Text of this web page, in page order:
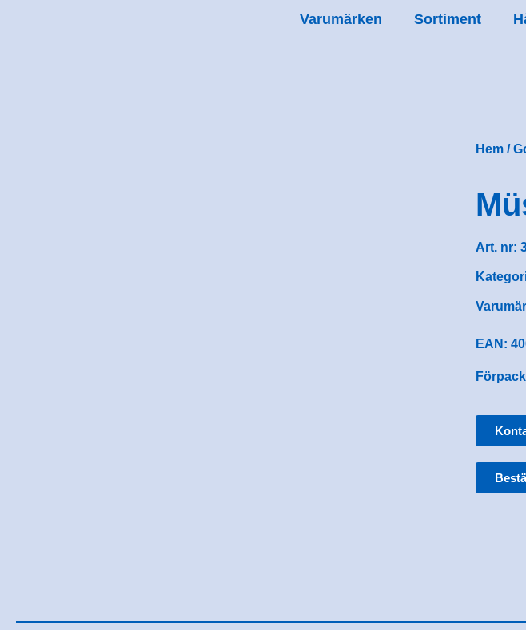
Varumärken Sortiment
Hem /
Art. nr:
EAN: